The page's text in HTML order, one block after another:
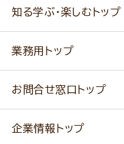
健康食品・他
新商品・リニューアル商品
通販サイト一覧
作り方動画
みなさまのレシピはこちら
知る学ぶ・楽しむトップ
ふっくらパンをつくりましょう
キャンペーン
業務用トップ
ニップンの アマニ 業務用サイト
お問合せ窓口トップ
企業情報トップ